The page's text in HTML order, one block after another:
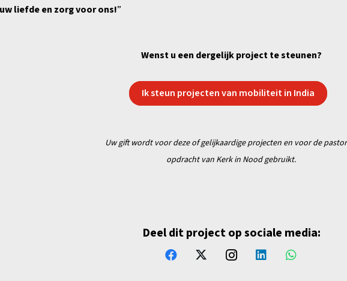
liefde en zorg voor ons!”
Wenst u een dergelijk project te steunen?
Ik steun projecten van mobiliteit in India
Uw gift wordt voor deze of gelijkaardige projecten en voor de
opdracht van Kerk in Nood gebruikt.
Deel dit project op sociale media: